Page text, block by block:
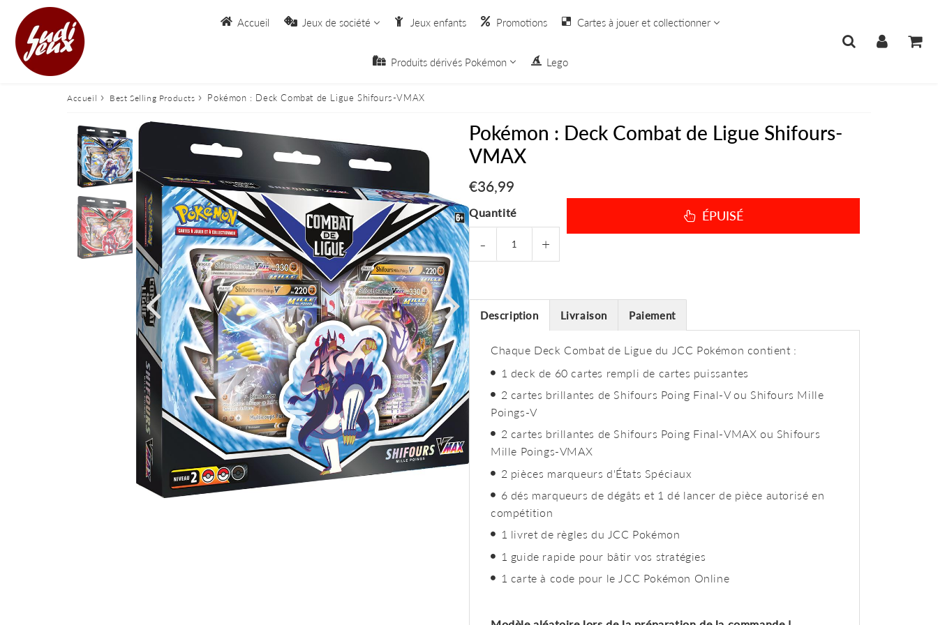
Accueil Jeux de société Jeux enfants Promotions Cartes à jouer et collectionner
Produits dérivés Pokémon Lego
Accueil › Best Selling Products › Pokémon : Deck Combat de Ligue Shifours-VMAX
Pokémon : Deck Combat de Ligue Shifours-
VMAX
€36,99
Quantité
+
-
ÉPUISÉ
Description Livraison Paiement
Chaque Deck Combat de Ligue du JCC Pokémon contient :
1 deck de 60 cartes rempli de cartes puissantes
2 cartes brillantes de Shifours Poing Final-V ou Shifours Mille
Poings-V
2 cartes brillantes de Shifours Poing Final-VMAX ou Shifours
Mille Poings-VMAX
2 pièces marqueurs d'États Spéciaux
6 dés marqueurs de dégâts et 1 dé lancer de pièce autorisé en
compétition
1 livret de règles du JCC Pokémon
1 guide rapide pour bâtir vos stratégies
1 carte à code pour le JCC Pokémon Online